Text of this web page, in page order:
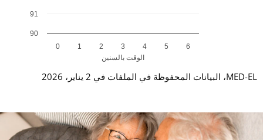
الوقت بالسنين
0 1 2 3 4 5 6
90
91
End of interactive chart.
MED-EL، البيانات المحفوظة في الملفات في 2 يناير، 2026